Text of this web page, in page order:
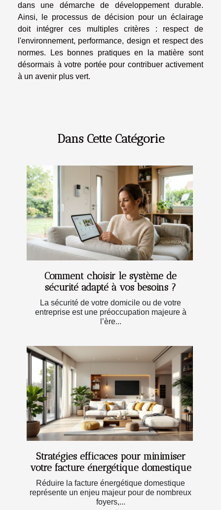
dans une démarche de développement durable.
Ainsi, le processus de décision pour un éclairage
doit intégrer ces multiples critères : respect de
l'environnement, performance, design et respect des
normes. Les bonnes pratiques en la matière sont
désormais à votre portée pour contribuer activement
à un avenir plus vert.
Dans Cette Catégorie
Comment choisir le système de
sécurité adapté à vos besoins ?
La sécurité de votre domicile ou de votre
entreprise est une préoccupation majeure à
l’ère...
Stratégies efficaces pour minimiser
votre facture énergétique domestique
Réduire la facture énergétique domestique
représente un enjeu majeur pour de nombreux
foyers,...